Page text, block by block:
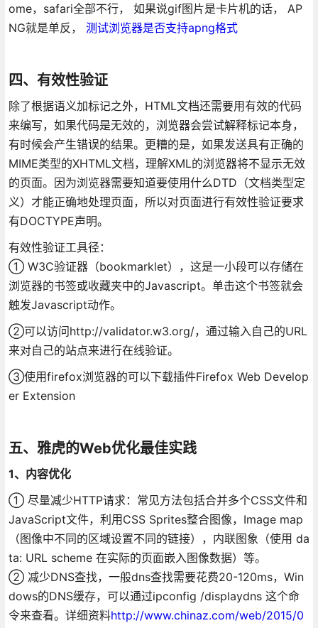
ome，safari全部不行， 如果说gif图片是卡片机的话， AP
NG就是单反，
测试浏览器是否支持apng格式
四、有效性验证
除了根据语义加标记之外，HTML文档还需要用有效的代码
来编写，如果代码是无效的，浏览器会尝试解释标记本身，
有时候会产生错误的结果。更糟的是，如果发送具有正确的
MIME类型的XHTML文档，理解XML的浏览器将不显示无效
的页面。因为浏览器需要知道要使用什么DTD（文档类型定
义）才能正确地处理页面，所以对页面进行有效性验证要求
有DOCTYPE声明。
有效性验证工具径：
① W3C验证器（bookmarklet），这是一小段可以存储在
浏览器的书签或收藏夹中的Javascript。单击这个书签就会
触发Javascript动作。
②可以访问http://validator.w3.org/，通过输入自己的URL
来对自己的站点来进行在线验证。
③使用firefox浏览器的可以下载插件Firefox Web Develop
er Extension
五、雅虎的Web优化最佳实践
1、内容优化
① 尽量减少HTTP请求：常见方法包括合并多个CSS文件和
JavaScript文件，利用CSS Sprites整合图像，Image map
（图像中不同的区域设置不同的链接），内联图象（使用 da
ta: URL scheme 在实际的页面嵌入图像数据）等。
② 减少DNS查找，一般dns查找需要花费20-120ms，Win
dows的DNS缓存，可以通过ipconfig /displaydns 这个命
令来查看。详细资料http://www.chinaz.com/web/2015/0